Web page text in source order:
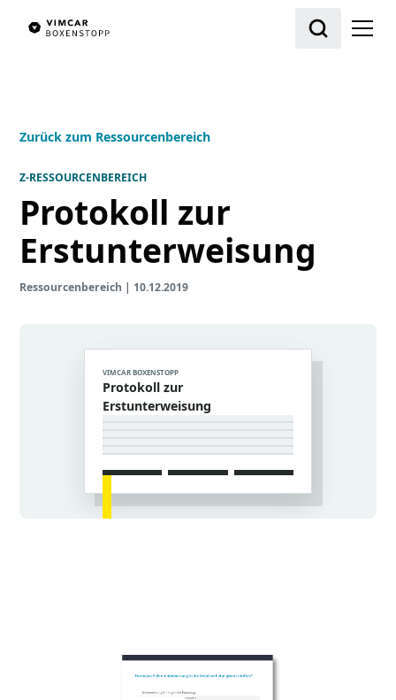
Zurück zum Ressourcenbereich
Z-RESSOURCENBEREICH
Protokoll zur
Erstunterweisung
Ressourcenbereich | 10.12.2019
VIMCAR BOXENSTOPP
Protokoll zur
Erstunterweisung